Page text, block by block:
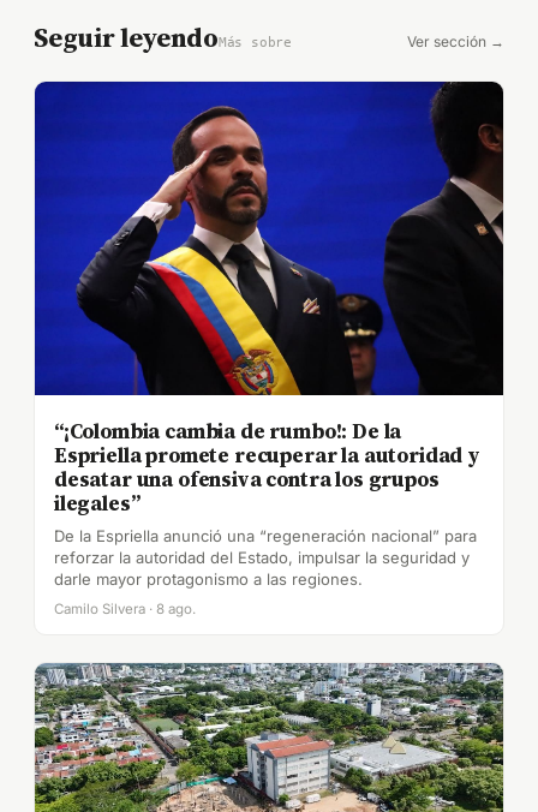
Seguir leyendoMás sobre Ver sección →
“¡Colombia cambia de rumbo!: De la
Espriella promete recuperar la autoridad y
desatar una ofensiva contra los grupos
ilegales”
De la Espriella anunció una “regeneración nacional” para
reforzar la autoridad del Estado, impulsar la seguridad y
darle mayor protagonismo a las regiones.
Camilo Silvera · 8 ago.